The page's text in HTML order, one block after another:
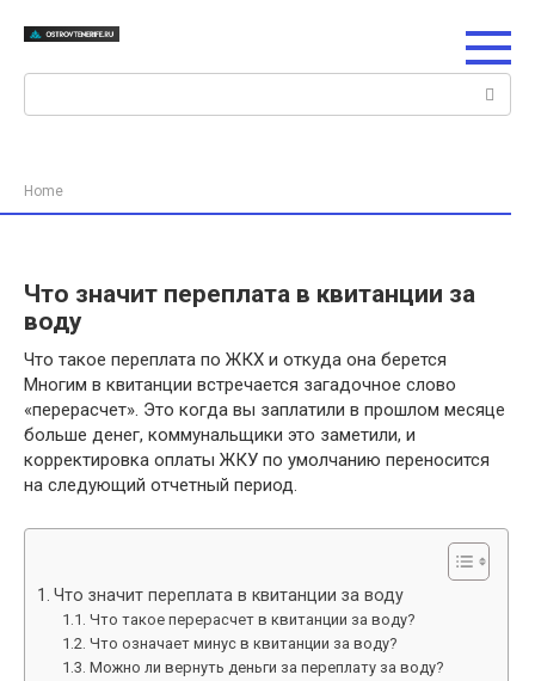
Поиск:
Home
Что значит переплата в квитанции за
воду
Что такое переплата по ЖКХ и откуда она берется
Многим в квитанции встречается загадочное слово
«перерасчет». Это когда вы заплатили в прошлом месяце
больше денег, коммунальщики это заметили, и
корректировка оплаты ЖКУ по умолчанию переносится
на следующий отчетный период.
Что значит переплата в квитанции за воду
Что такое перерасчет в квитанции за воду?
Что означает минус в квитанции за воду?
Можно ли вернуть деньги за переплату за воду?